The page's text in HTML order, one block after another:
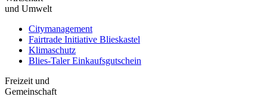
und Umwelt
Citymanagement
Fairtrade Initiative Blieskastel
Klimaschutz
Blies-Taler Einkaufsgutschein
Freizeit und
Gemeinschaft